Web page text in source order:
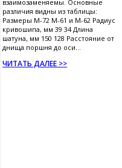
взаимозаменяемы. Основные
различия видны из таблицы:
Размеры М-72 М-61 и М-62 Радиус
кривошипа, мм 39 34 Длина
шатуна, мм 150 128 Расстояние от
днища поршня до оси...
ЧИТАТЬ ДАЛЕЕ >>